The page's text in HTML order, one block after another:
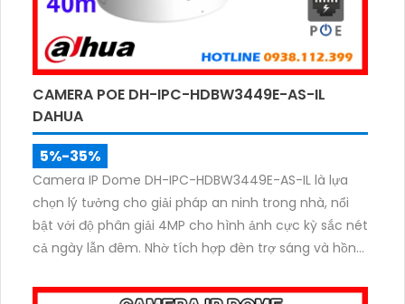
CAMERA POE DH-IPC-HDBW3449E-AS-IL
DAHUA
5%-35%
Camera IP Dome DH-IPC-HDBW3449E-AS-IL là lựa
chọn lý tưởng cho giải pháp an ninh trong nhà, nổi
bật với độ phân giải 4MP cho hình ảnh cực kỳ sắc nét
cả ngày lẫn đêm. Nhờ tích hợp đèn trợ sáng và hồng
ánh sáng yếu, đồng thời trang bị micro thu âm